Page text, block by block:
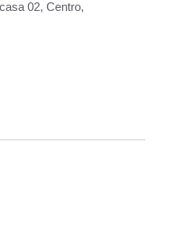
02, Centro,